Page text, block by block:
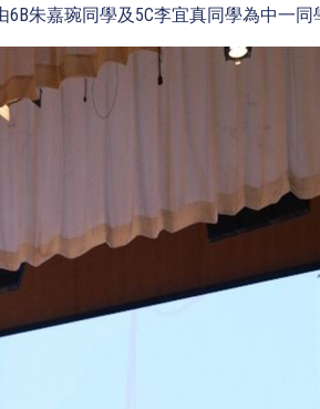
朱嘉琬同學及5C李宜真同學為中一同